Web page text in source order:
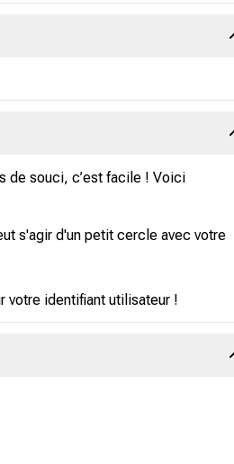
de souci, c’est facile ! Voici
s'agir d'un petit cercle avec votre
votre identifiant utilisateur !